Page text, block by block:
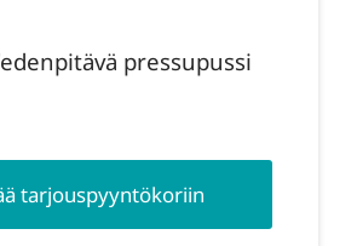
pressupussi
tarjouspyyntökoriin